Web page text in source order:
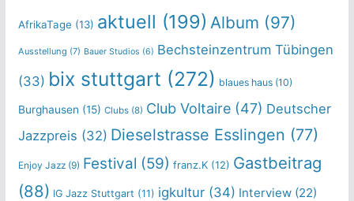
AfrikaTage (13) aktuell (199) Album (97)
Ausstellung (7) Bauer Studios (6) Bechsteinzentrum Tübingen
(33) bix stuttgart (272) blaues haus(10)
Burghausen (15) Clubs(8) Club Voltaire(47) Deutscher
Jazzpreis (32) Dieselstrasse Esslingen (77)
Enjoy Jazz(9) Festival (59) franz.K(12) Gastbeitrag
(88) IG Jazz Stuttgart (11) igkultur(34) Interview(22)